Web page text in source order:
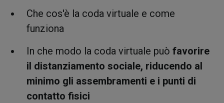
Che cos'è la coda virtuale e come
funziona
In che modo la coda virtuale può favorire
il distanziamento sociale, riducendo al
minimo gli assembramenti e i punti di
contatto fisici